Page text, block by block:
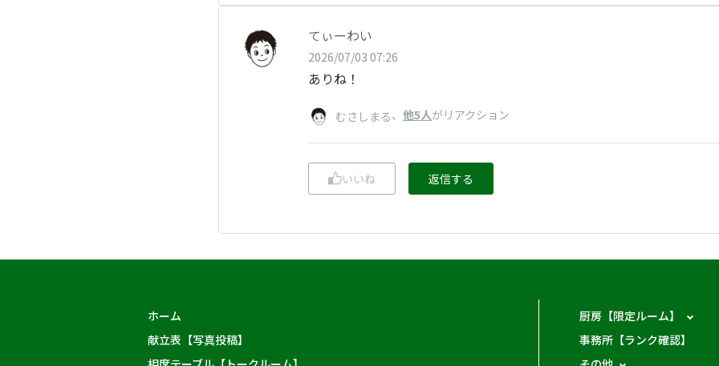
てぃーわい
2026/07/03 07:26
ありね！
むさしまる、 他5人がリアクション
いいね 返信する
ホーム
献立表【写真投稿】
厨房【限定ルーム】
事務所【ランク確認】